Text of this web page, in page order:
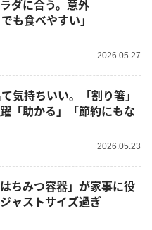
ダに合う。意外
も食べやすい」
2026.05.27
気持ちいい。「割り箸」
「助かる」「節約にもな
2026.05.23
ちみつ容器」が家事に役
ャストサイズ過ぎ